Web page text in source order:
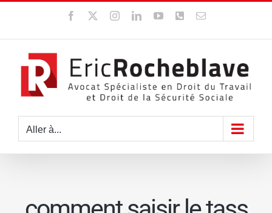
contenu
Facebook InstagramLinkedInYouTubeWhatsApp
Email
Aller à...